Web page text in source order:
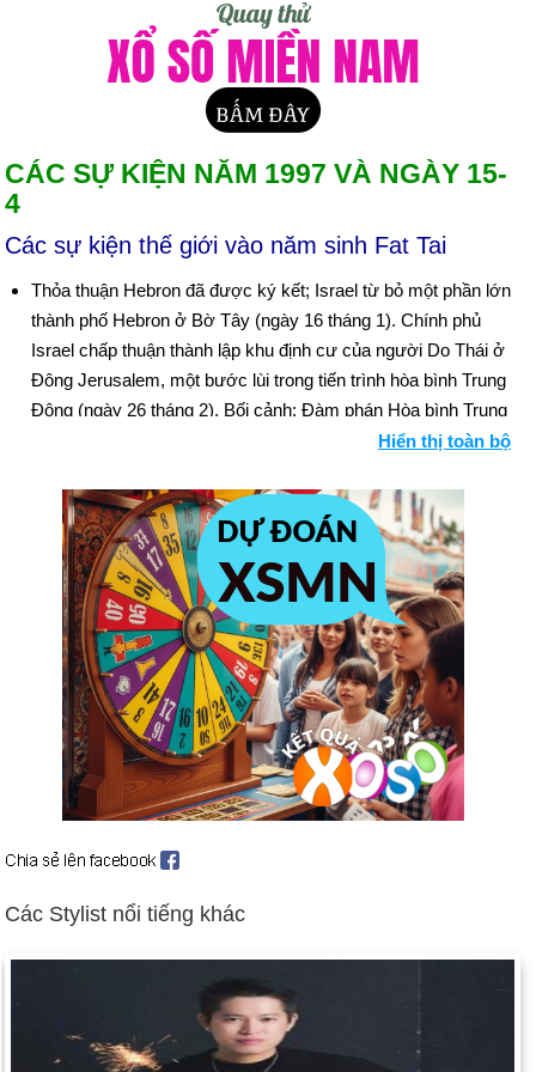
CÁC SỰ KIỆN NĂM 1997 VÀ NGÀY 15-
4
Các sự kiện thế giới vào năm sinh Fat Tai
Thỏa thuận Hebron đã được ký kết; Israel từ bỏ một phần lớn
thành phố Hebron ở Bờ Tây (ngày 16 tháng 1). Chính phủ
Israel chấp thuận thành lập khu định cư của người Do Thái ở
Đông Jerusalem, một bước lùi trong tiến trình hòa bình Trung
Đông (ngày 26 tháng 2). Bối cảnh: Đàm phán Hòa bình Trung
phẩm vàng của Đức Quốc xã (ngày 3 tháng 2).
Hồng Kông trở lại chế độ cai trị của Trung Quốc (ngày 30
tháng 6).
Khmer Đỏ tổ chức phiên tòa xét xử thủ lĩnh lâu năm Pol Pot
(ngày 25 tháng 7).
Gói thanh toán đầu tiên của Thụy Sĩ cho các nạn nhân
Holocaust (ngày 17 tháng 9).
Liên minh Châu Âu có kế hoạch kết nạp sáu quốc gia (ngày 13
tháng 12).
Ngày sinh Fat Tai (15-4) trong lịch sử
Ngày 15-4 năm 1755:
cuốn sách Từ điển tiếng Anh của mình.
Ngày 15-4 năm 1817:Nhà giáo Thomas Hopkins Gallaudet đã
Để đối phó với cuộc tấn công vào Pháo
đài Sumter ba ngày trước đó, Tổng thống Abraham Lincoln
tuyên bố tình trạng nổi dậy và kêu gọi quân đội Liên minh.
Hiển thị toàn bộ
Các Stylist nổi tiếng khác